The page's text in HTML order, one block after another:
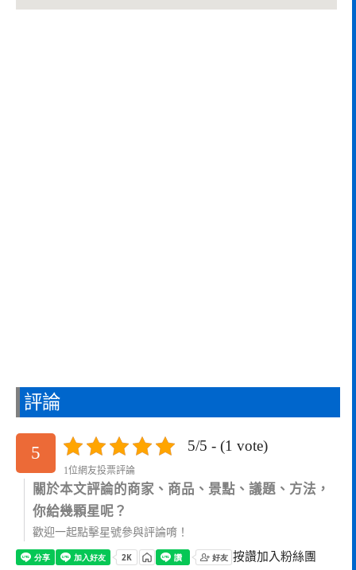
評論
5 5/5 - (1 vote)
1位網友投票評論
關於本文評論的商家、商品、景點、議題、方法，
你給幾顆星呢？
歡迎一起點擊星號參與評論唷！
按讚加入粉絲團